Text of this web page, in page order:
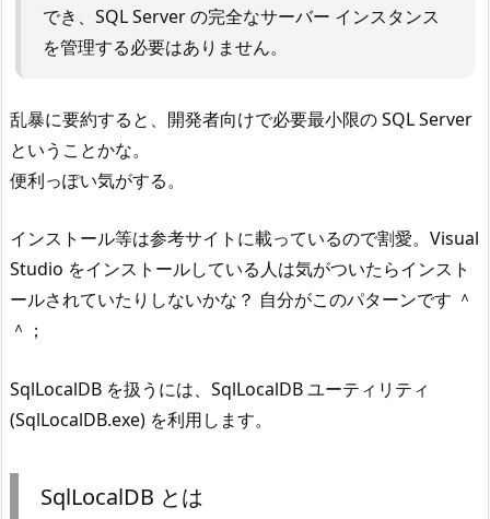
でき、SQL Server の完全なサーバー インスタンス
を管理する必要はありません。
乱暴に要約すると、開発者向けで必要最小限の SQL Server
ということかな。
便利っぽい気がする。
インストール等は参考サイトに載っているので割愛。Visual
Studio をインストールしている人は気がついたらインスト
ールされていたりしないかな？ 自分がこのパターンです ＾
＾；
SqlLocalDB を扱うには、SqlLocalDB ユーティリティ
(SqlLocalDB.exe) を利用します。
SqlLocalDB とは